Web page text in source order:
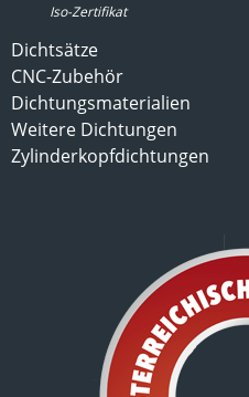
Iso-Zertifikat
Dichtsätze
CNC-Zubehör
Dichtungsmaterialien
Weitere Dichtungen
Zylinderkopfdichtungen